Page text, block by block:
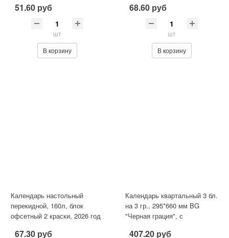
51.60 руб
шт
В корзину
68.60 руб
шт
В корзину
Календарь настольный
перекидной, 160л, блок
офсетный 2 краски, 2026 год
67.30 руб
Календарь квартальный 3 бл.
на 3 гр., 295*660 мм BG
"Черная грация", с
407.20 руб